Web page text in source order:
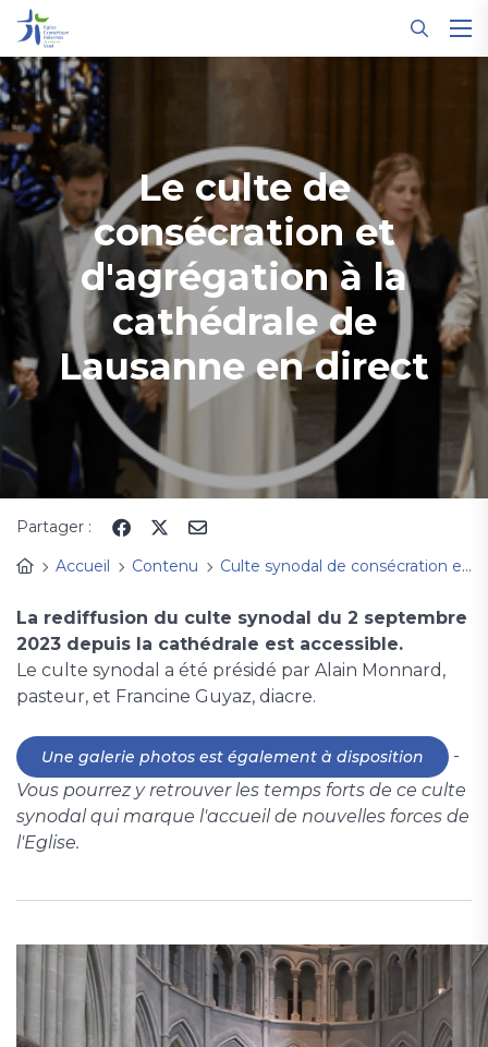
Le culte de
consécration et
d'agrégation à la
cathédrale de
Lausanne en direct
Partager :
Accueil
Contenu Culte synodal de consécration et d'agrégation - streaming 2023
La rediffusion du culte synodal du 2 septembre
2023 depuis la cathédrale est accessible.
Le culte synodal a été présidé par Alain Monnard,
pasteur, et Francine Guyaz, diacre.
Une galerie photos est également à disposition
-
Vous pourrez y retrouver les temps forts de ce culte
synodal qui marque l'accueil de nouvelles forces de
l'Eglise.
Panneau de gestion des cookies